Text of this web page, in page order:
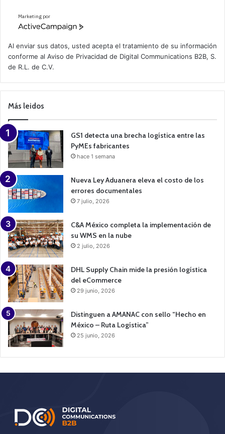
Marketing por
A
v
e
a
m
a
n
Al enviar sus datos, usted acepta el tratamiento de su información
conforme al Aviso de Privacidad de Digital Communications B2B, S.
de R.L. de C.V.
Más leidos
GS1 detecta una brecha logística entre las
PyMEs fabricantes
hace 1 semana
Nueva Ley Aduanera eleva el costo de los
errores documentales
7 julio, 2026
C&A México completa la implementación de
su WMS en la nube
2 julio, 2026
DHL Supply Chain mide la presión logística
del eCommerce
29 junio, 2026
Distinguen a AMANAC con sello “Hecho en
México – Ruta Logística”
25 junio, 2026